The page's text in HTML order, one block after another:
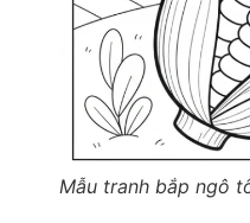
Mẫu tranh bắp ngô